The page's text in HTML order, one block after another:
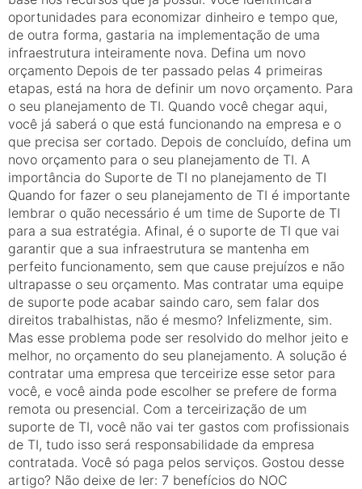
oportunidades para economizar dinheiro e tempo que,
de outra forma, gastaria na implementação de uma
infraestrutura inteiramente nova. Defina um novo
orçamento Depois de ter passado pelas 4 primeiras
etapas, está na hora de definir um novo orçamento. Para
o seu planejamento de TI. Quando você chegar aqui,
você já saberá o que está funcionando na empresa e o
que precisa ser cortado. Depois de concluído, defina um
novo orçamento para o seu planejamento de TI. A
importância do Suporte de TI no planejamento de TI
Quando for fazer o seu planejamento de TI é importante
lembrar o quão necessário é um time de Suporte de TI
para a sua estratégia. Afinal, é o suporte de TI que vai
garantir que a sua infraestrutura se mantenha em
perfeito funcionamento, sem que cause prejuízos e não
ultrapasse o seu orçamento. Mas contratar uma equipe
de suporte pode acabar saindo caro, sem falar dos
direitos trabalhistas, não é mesmo? Infelizmente, sim.
Mas esse problema pode ser resolvido do melhor jeito e
melhor, no orçamento do seu planejamento. A solução é
contratar uma empresa que terceirize esse setor para
você, e você ainda pode escolher se prefere de forma
remota ou presencial. Com a terceirização de um
suporte de TI, você não vai ter gastos com profissionais
de TI, tudo isso será responsabilidade da empresa
contratada. Você só paga pelos serviços. Gostou desse
artigo? Não deixe de ler: 7 benefícios do NOC